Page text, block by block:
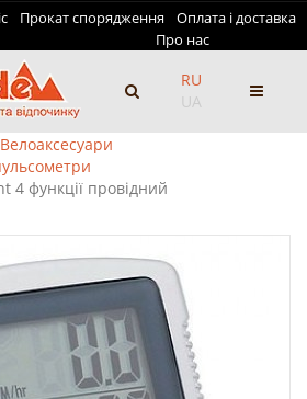
Прокат спорядження
Оплата і доставка
Про нас
RU
UA
Велоаксесуари
4 функції провідний